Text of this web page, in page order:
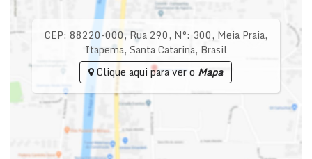
CEP: 88220-000, Rua 290, N°: 300, Meia Praia,
Itapema, Santa Catarina, Brasil
Clique aqui para ver o Mapa